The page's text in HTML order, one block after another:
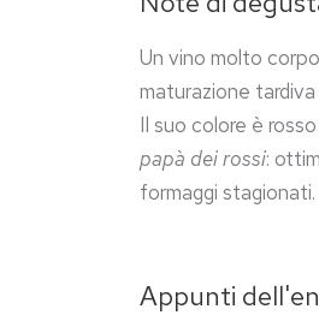
Un vino molto
maturazione
Il suo colore è
papà dei rossi:
formaggi stagionati.
Appunti